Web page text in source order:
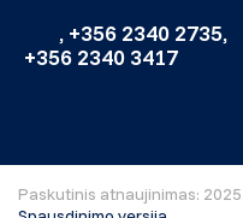
, +356 2340 2735,
+356 2340 3417
Paskutinis atnaujinimas: